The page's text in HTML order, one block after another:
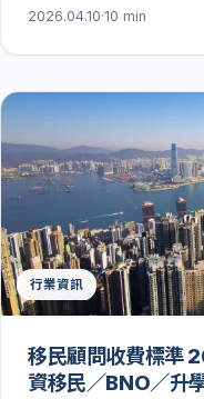
2026.04.10·10 min
行業資訊
移民顧問收費標準
資移民／BNO／升學